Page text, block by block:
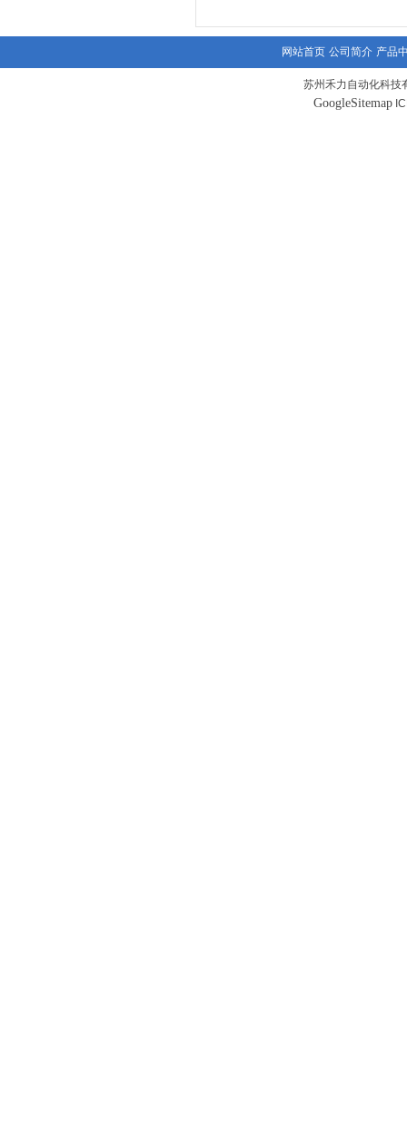
网站首页 公司简介 产品
苏州禾力自动化科技
GoogleSitemap